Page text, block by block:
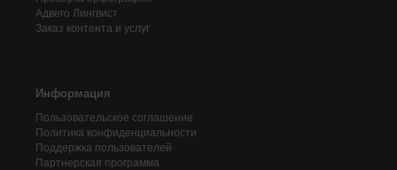
Адвего Лингвист
Заказ контента и услуг
Информация
Пользовательское соглашение
Политика конфиденциальности
Поддержка пользователей
Партнерская программа